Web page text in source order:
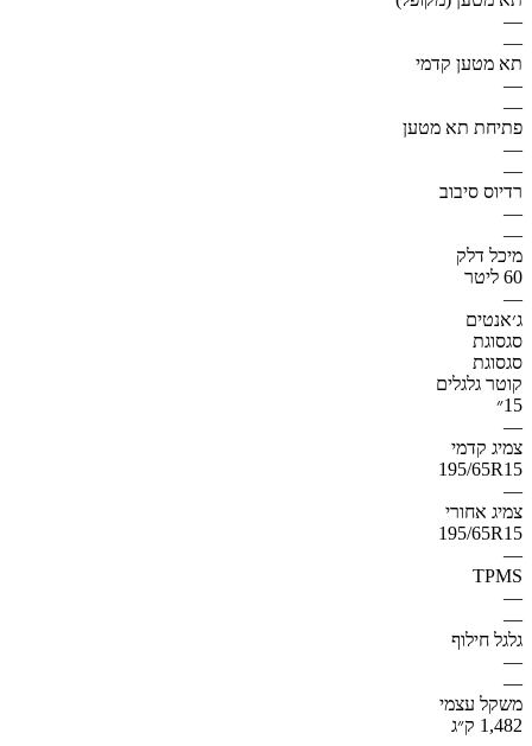
—
—
תא מטען קדמי
—
—
פתיחת תא מטען
—
—
רדיוס סיבוב
—
—
מיכל דלק
60 ליטר
—
ג׳אנטים
סגסוגת
סגסוגת
קוטר גלגלים
15״
—
צמיג קדמי
195/65R15
—
צמיג אחורי
195/65R15
—
TPMS
—
—
גלגל חילוף
—
—
משקל עצמי
1,482 ק״ג